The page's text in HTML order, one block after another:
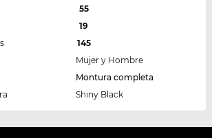
55
19
145
Mujer y Hombre
Montura completa
Shiny Black